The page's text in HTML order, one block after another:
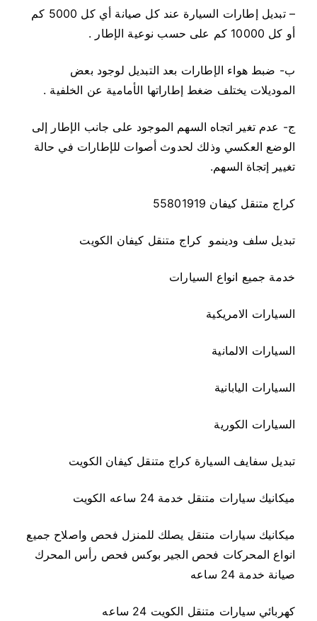
– تبديل إطارات السيارة عند كل صيانة أي كل 5000 كم
أو كل 10000 كم على حسب نوعية الإطار .
ب- ضبط هواء الإطارات بعد التبديل لوجود بعض
الموديلات يختلف ضغط إطاراتها الأمامية عن الخلفية .
ج- عدم تغير اتجاه السهم الموجود على جانب الإطار إلى
الوضع العكسي وذلك لحدوث أصوات للإطارات في حالة
تغيير إتجاة السهم.
كراج متنقل كيفان 55801919
تبديل سلف ودينمو كراج متنقل كيفان الكويت
خدمة جميع انواع السيارات
السيارات الامريكية
السيارات الالمانية
السيارات اليابانية
السيارات الكورية
تبديل سفايف السيارة كراج متنقل كيفان الكويت
ميكانيك سيارات متنقل خدمة 24 ساعه الكويت
ميكانيك سيارات متنقل يصلك للمنزل فحص واصلاح جميع
انواع المحركات فحص الجير بوكس فحص رأس المحرك
صيانة خدمة 24 ساعه
كهربائي سيارات متنقل الكويت 24 ساعه